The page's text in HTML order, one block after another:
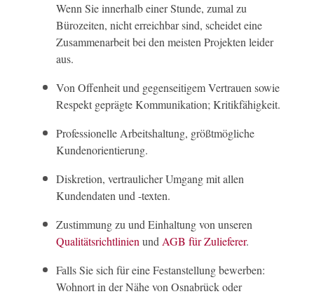
Wenn Sie innerhalb einer Stunde, zumal zu
Bürozeiten, nicht erreichbar sind, scheidet eine
Zusammenarbeit bei den meisten Projekten leider
aus.
Von Offenheit und gegenseitigem Vertrauen sowie
Respekt geprägte Kommunikation; Kritikfähigkeit.
Professionelle Arbeitshaltung, größtmögliche
Kundenorientierung.
Diskretion, vertraulicher Umgang mit allen
Kundendaten und -texten.
Zustimmung zu und Einhaltung von unseren
Qualitätsrichtlinien und AGB für Zulieferer.
Falls Sie sich für eine Festanstellung bewerben:
Wohnort in der Nähe von Osnabrück oder